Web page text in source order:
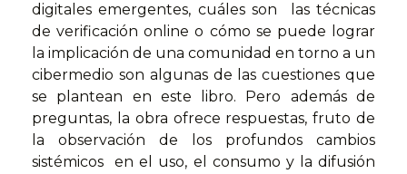
digitales emergentes, cuáles son las técnicas
de verificación online o cómo se puede lograr
la implicación de una comunidad en torno a un
cibermedio son algunas de las cuestiones que
se plantean en este libro. Pero además de
preguntas, la obra ofrece respuestas, fruto de
la observación de los profundos cambios
sistémicos en el uso, el consumo y la difusión